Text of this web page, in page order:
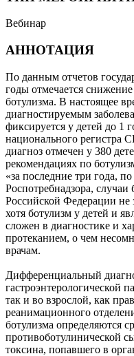
Вебинар
АННОТАЦИЯ
По данным отчетов
годы отмечается
ботулизма. В настоящее
диагностируемым
фиксируется у детей до 1
национального регистра
диагноз отмечен у 380
рекомендациях по
«за последние три года,
Роспотребнадзора, случаи
Российской Федерации не
хотя ботулизм у детей и
сложен в диагностике и
протеканием, о чем
врачам.
Дифференциальный
гастроэнтерологической
так и во взрослой, как
реанимационного
ботулизма определяются
противоботулинической
токсина, попавшего в